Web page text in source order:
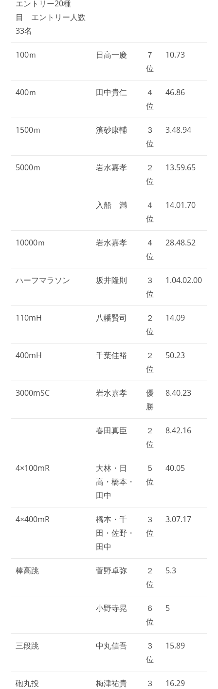
エントリー20種
目 エントリー人数
33名
100ｍ 日高一慶
７
位
10.73
400ｍ 田中貴仁
４
位
46.86
1500ｍ 濱砂康輔
３
位
3.48.94
5000ｍ 岩水嘉孝
２
位
13.59.65
入船 満
４
位
14.01.70
10000ｍ 岩水嘉孝
４
位
28.48.52
ハーフマラソン 坂井隆則
３
位
1.04.02.00
110mH 八幡賢司
２
位
14.09
400mH 千葉佳裕
２
位
50.23
3000mSC 岩水嘉孝
優
勝
8.40.23
春田真臣
２
位
8.42.16
4×100mR
大林・日
高・橋本・
田中
５
位
40.05
4×400mR
橋本・千
田・佐野・
田中
３
位
3.07.17
棒高跳 菅野卓弥
２
位
5.3
小野寺晃
６
位
5
三段跳 中丸信吾
３
位
15.89
砲丸投 梅津祐貴
３
16.29